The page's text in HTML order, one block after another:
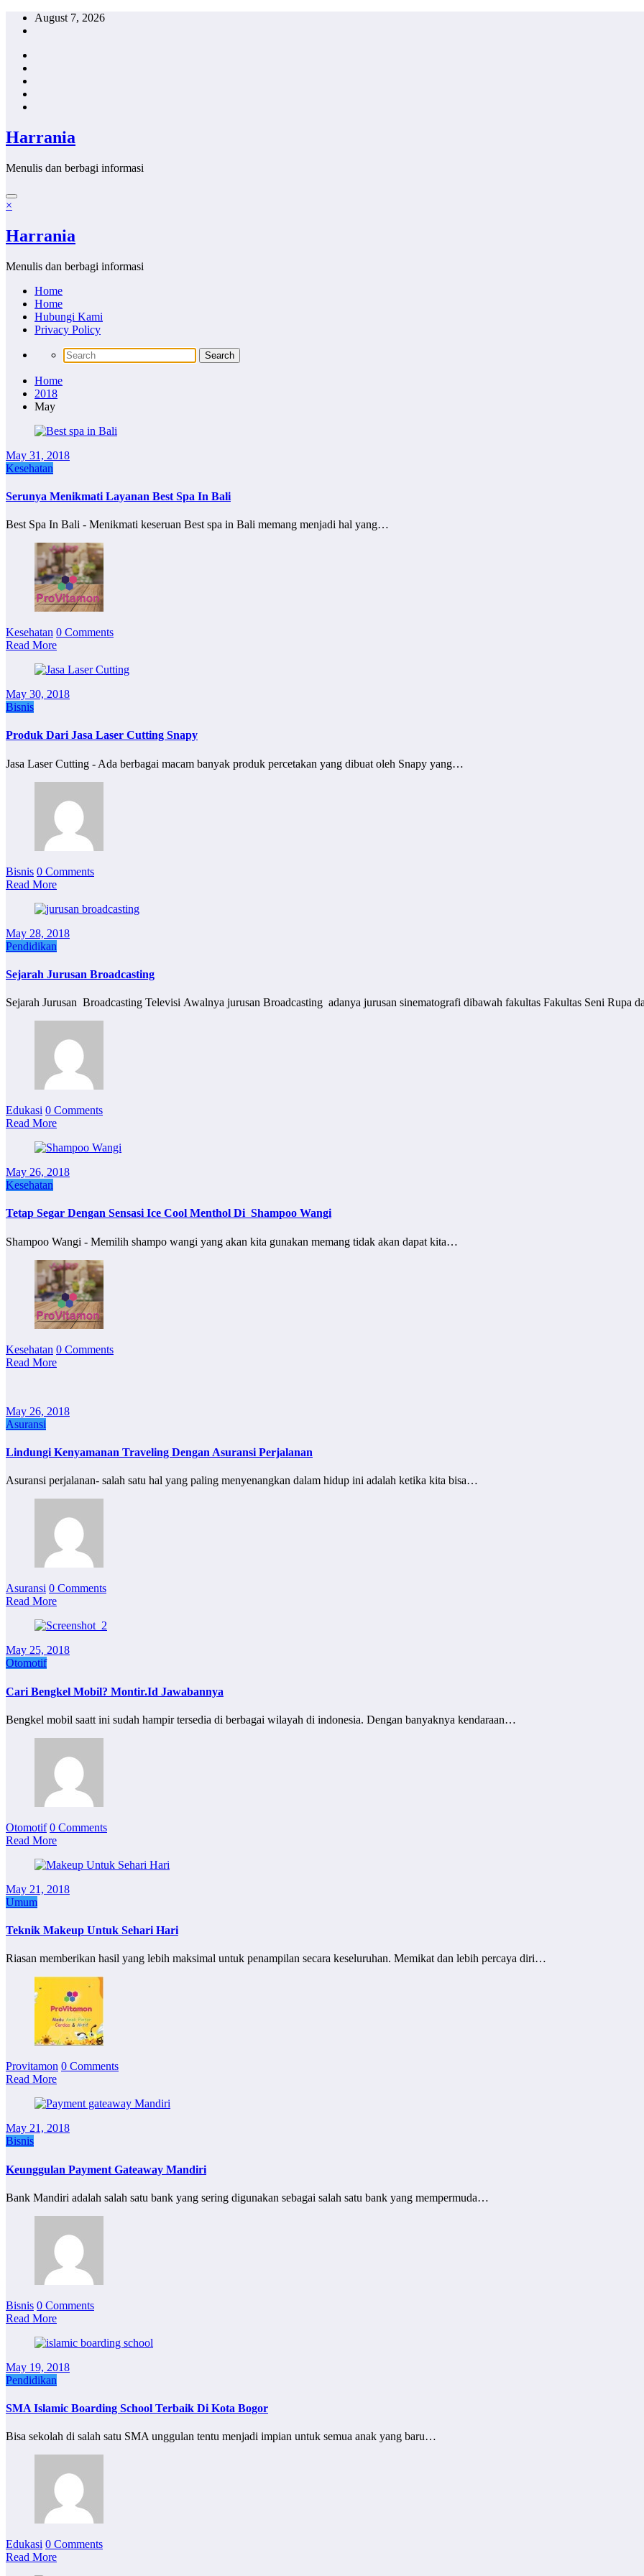
Skip
August 7, 2026
Harrania
Menulis dan berbagi informasi
×
Harrania
Menulis dan berbagi informasi
Home
Home
Hubungi Kami
Privacy Policy
Home
2018
May
May 31, 2018
Kesehatan
Serunya Menikmati Layanan Best Spa In Bali
Best Spa In Bali - Menikmati keseruan Best spa in Bali memang menjadi hal yang…
Kesehatan 0 Comments
Read More
May 30, 2018
Bisnis
Produk Dari Jasa Laser Cutting Snapy
Jasa Laser Cutting - Ada berbagai macam banyak produk percetakan yang dibuat oleh Snapy yang…
Bisnis 0 Comments
Read More
May 28, 2018
Pendidikan
Sejarah Jurusan Broadcasting
Sejarah Jurusan Broadcasting Televisi Awalnya jurusan Broadcasting adanya jurusan sinematografi dibawah fakultas Fakultas Seni Rupa
Edukasi 0 Comments
Read More
May 26, 2018
Kesehatan
Tetap Segar Dengan Sensasi Ice Cool Menthol Di Shampoo Wangi
Shampoo Wangi - Memilih shampo wangi yang akan kita gunakan memang tidak akan dapat kita…
Kesehatan 0 Comments
Read More
May 26, 2018
Asuransi
Lindungi Kenyamanan Traveling Dengan Asuransi Perjalanan
Asuransi perjalanan- salah satu hal yang paling menyenangkan dalam hidup ini adalah ketika kita bisa…
Asuransi 0 Comments
Read More
May 25, 2018
Otomotif
Cari Bengkel Mobil? Montir.Id Jawabannya
Bengkel mobil saatt ini sudah hampir tersedia di berbagai wilayah di indonesia. Dengan banyaknya kendaraan…
Otomotif 0 Comments
Read More
May 21, 2018
Umum
Teknik Makeup Untuk Sehari Hari
Riasan memberikan hasil yang lebih maksimal untuk penampilan secara keseluruhan. Memikat dan lebih percaya diri…
Provitamon 0 Comments
Read More
May 21, 2018
Bisnis
Keunggulan Payment Gateaway Mandiri
Bank Mandiri adalah salah satu bank yang sering digunakan sebagai salah satu bank yang mempermuda…
Bisnis 0 Comments
Read More
May 19, 2018
Pendidikan
SMA Islamic Boarding School Terbaik Di Kota Bogor
Bisa sekolah di salah satu SMA unggulan tentu menjadi impian untuk semua anak yang baru…
Edukasi 0 Comments
Read More